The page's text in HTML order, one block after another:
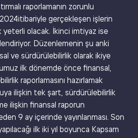
raporlamanın zorunlu
gerçekleşen işlerin
yeterli olacak. İkinci imtiyaz ise
Düzenlemenin şu anki
ve sürdürülebilirlik olarak ikiye
ilk dönemde önce finansal,
raporlamasını hazırlamak
ilişkin tek şart, sürdürülebilirlik
ilişkin finansal raporun
9 ay içerinde yayınlanması. Son
ilk iki yıl boyunca Kapsam